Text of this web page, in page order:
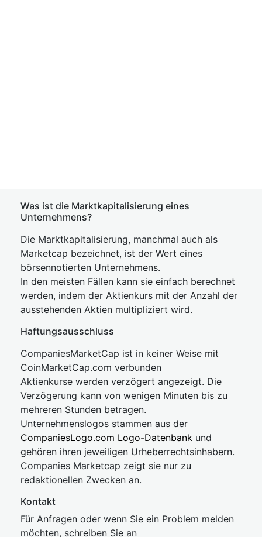
Was ist die Marktkapitalisierung eines
Unternehmens?
Die Marktkapitalisierung, manchmal auch als
Marketcap bezeichnet, ist der Wert eines
börsennotierten Unternehmens.
In den meisten Fällen kann sie einfach berechnet
werden, indem der Aktienkurs mit der Anzahl der
ausstehenden Aktien multipliziert wird.
Haftungsausschluss
CompaniesMarketCap ist in keiner Weise mit
CoinMarketCap.com verbunden
Aktienkurse werden verzögert angezeigt. Die
Verzögerung kann von wenigen Minuten bis zu
mehreren Stunden betragen.
Unternehmenslogos stammen aus der
CompaniesLogo.com Logo-Datenbank und
gehören ihren jeweiligen Urheberrechtsinhabern.
Companies Marketcap zeigt sie nur zu
redaktionellen Zwecken an.
Kontakt
Für Anfragen oder wenn Sie ein Problem melden
möchten, schreiben Sie an